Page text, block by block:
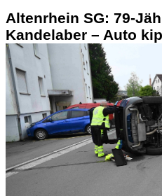
Altenrhein SG: 79-
Kandelaber – Auto